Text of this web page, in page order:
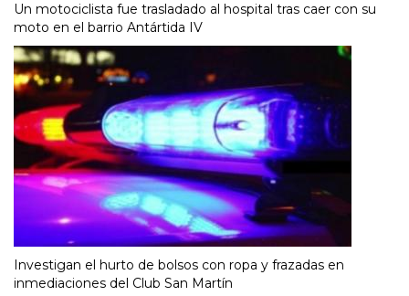
Un motociclista fue trasladado al hospital tras caer con su
moto en el barrio Antártida IV
Investigan el hurto de bolsos con ropa y frazadas en
inmediaciones del Club San Martín